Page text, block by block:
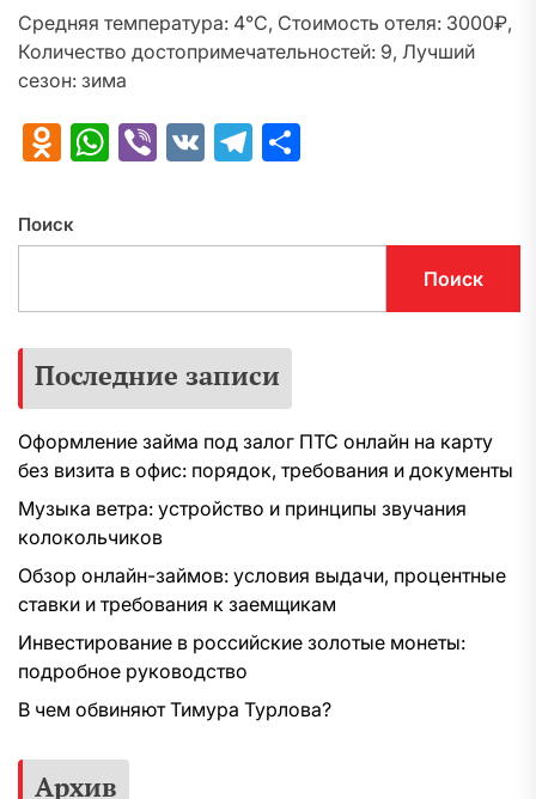
Средняя температура: 4°C, Стоимость отеля: 3000₽,
Количество достопримечательностей: 9, Лучший
сезон: зима
Odnoklassniki
WhatsApp
Viber
VK Telegram
Поиск
Поиск
Последние записи
Оформление займа под залог ПТС онлайн на карту
без визита в офис: порядок, требования и документы
Музыка ветра: устройство и принципы звучания
колокольчиков
Обзор онлайн-займов: условия выдачи, процентные
ставки и требования к заемщикам
Инвестирование в российские золотые монеты:
подробное руководство
В чем обвиняют Тимура Турлова?
Архив